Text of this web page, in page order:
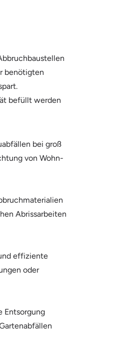
benötigten
befüllt werden
bei groß
von Wohn-
Abrissarbeiten
effiziente
oder
Entsorgung